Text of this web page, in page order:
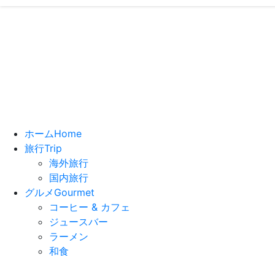
ホームHome
旅行Trip
海外旅行
国内旅行
グルメ Gourmet
コーヒー & カフェ
ジュースバー
ラーメン
和食